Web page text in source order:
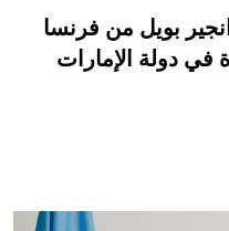
بويل من فرنسا
في دولة الإمارات